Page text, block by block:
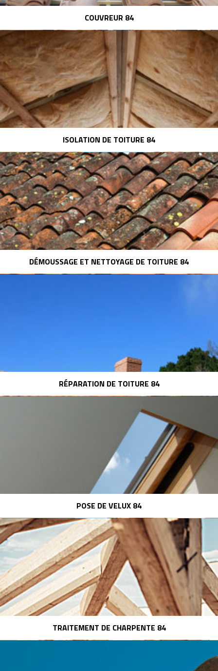
COUVREUR 84
ISOLATION DE TOITURE 84
DÉMOUSSAGE ET NETTOYAGE DE TOITURE 84
RÉPARATION DE TOITURE 84
POSE DE VELUX 84
TRAITEMENT DE CHARPENTE 84